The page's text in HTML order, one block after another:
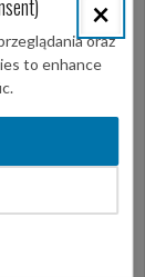
×
oraz
to enhance